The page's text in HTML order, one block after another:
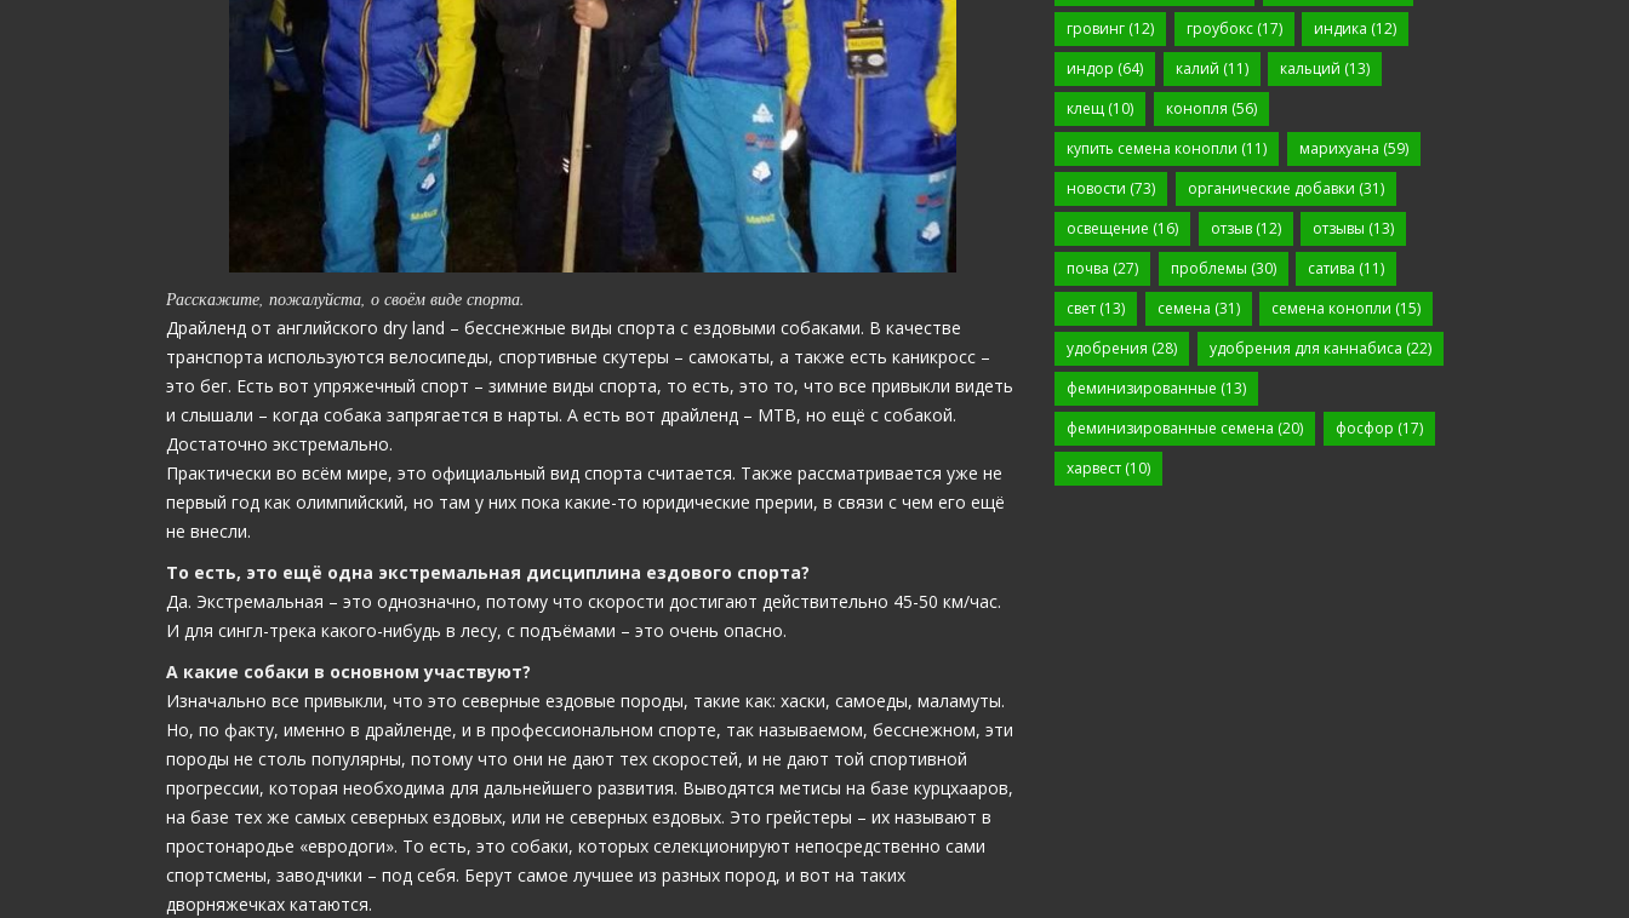
Расскажите, пожалуйста, о своём виде спорта.
Драйленд от английского dry land – бесснежные виды спорта с ездовыми собаками. В качестве
транспорта используются велосипеды, спортивные скутеры – самокаты, а также есть каникросс –
это бег. Есть вот упряжечный спорт – зимние виды спорта, то есть, это то, что все привыкли видеть
и слышали – когда собака запрягается в нарты. А есть вот драйленд – MTB, но ещё с собакой.
Достаточно экстремально.
Практически во всём мире, это официальный вид спорта считается. Также рассматривается уже не
первый год как олимпийский, но там у них пока какие-то юридические прерии, в связи с чем его ещё
не внесли.
То есть, это ещё одна экстремальная дисциплина ездового спорта?
Да. Экстремальная – это однозначно, потому что скорости достигают действительно 45-50 км/час.
И для сингл-трека какого-нибудь в лесу, с подъёмами – это очень опасно.
А какие собаки в основном участвуют?
Изначально все привыкли, что это северные ездовые породы, такие как: хаски, самоеды, маламуты.
Но, по факту, именно в драйленде, и в профессиональном спорте, так называемом, бесснежном, эти
породы не столь популярны, потому что они не дают тех скоростей, и не дают той спортивной
прогрессии, которая необходима для дальнейшего развития. Выводятся метисы на базе курцхааров,
на базе тех же самых северных ездовых, или не северных ездовых. Это грейстеры – их называют в
простонародье «евродоги». То есть, это собаки, которых селекционируют непосредственно сами
спортсмены, заводчики – под себя. Берут самое лучшее из разных пород, и вот на таких
дворняжечках катаются.
гровинг (12) гроубокс(17) индика (12)
индор (64) калий (11) кальций (13)
клещ (10) конопля (56)
купить семена конопли (11) марихуана (59)
новости (73) органические добавки (31)
освещение (16) отзыв(12) отзывы (13)
почва (27) проблемы (30) сатива (11)
свет (13) семена (31) семена конопли (15)
удобрения (28) удобрения для каннабиса (22)
феминизированные (13)
феминизированные семена (20) фосфор (17)
харвест (10)